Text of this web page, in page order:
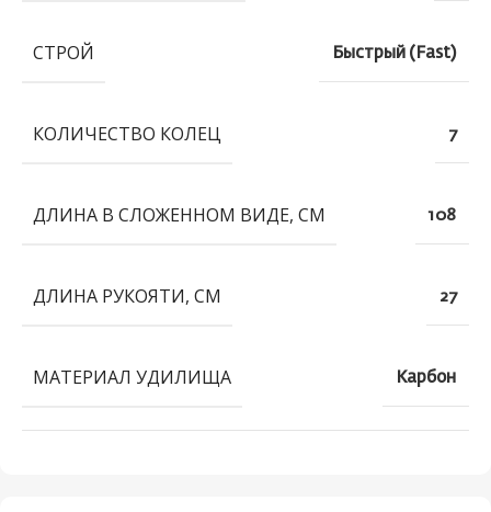
СТРОЙ Быстрый (Fast)
КОЛИЧЕСТВО КОЛЕЦ 7
ДЛИНА В СЛОЖЕННОМ ВИДЕ, СМ 108
ДЛИНА РУКОЯТИ, СМ 27
МАТЕРИАЛ УДИЛИЩА Карбон